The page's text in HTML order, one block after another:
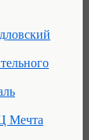
Мечта